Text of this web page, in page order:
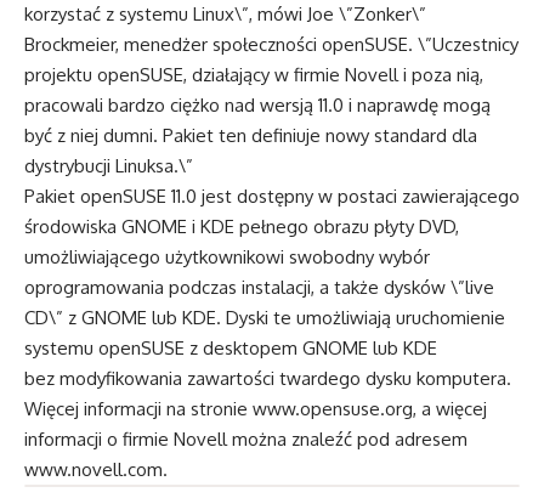
korzystać z systemu Linux\”, mówi Joe \”Zonker\”
Brockmeier, menedżer społeczności openSUSE. \”Uczestnicy
projektu openSUSE, działający w firmie Novell i poza nią,
pracowali bardzo ciężko nad wersją 11.0 i naprawdę mogą
być z niej dumni. Pakiet ten definiuje nowy standard dla
dystrybucji Linuksa.\”
Pakiet openSUSE 11.0 jest dostępny w postaci zawierającego
środowiska GNOME i KDE pełnego obrazu płyty DVD,
umożliwiającego użytkownikowi swobodny wybór
oprogramowania podczas instalacji, a także dysków \”live
CD\” z GNOME lub KDE. Dyski te umożliwiają uruchomienie
systemu openSUSE z desktopem GNOME lub KDE
bez modyfikowania zawartości twardego dysku komputera.
Więcej informacji na stronie www.opensuse.org, a więcej
informacji o firmie Novell można znaleźć pod adresem
www.novell.com.